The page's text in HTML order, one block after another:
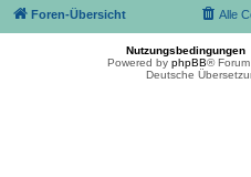
Foren-Übersicht Alle
Nutzungsbedingungen
Powered by phpBB®
Deutsche